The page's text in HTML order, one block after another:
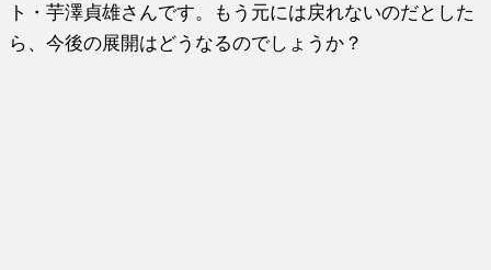
ト・芋澤貞雄さんです。もう元には戻れないのだとした
ら、今後の展開はどうなるのでしょうか？